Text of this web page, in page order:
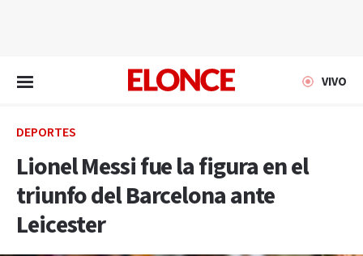
VIVO
DEPORTES
Lionel Messi fue la figura en el
triunfo del Barcelona ante
Leicester